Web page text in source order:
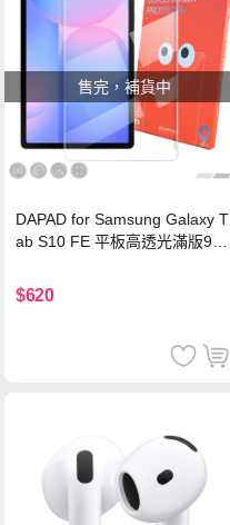
售完，補貨中
DAPAD for Samsung Galaxy T
ab S10 FE 平板高透光滿版9H
$620